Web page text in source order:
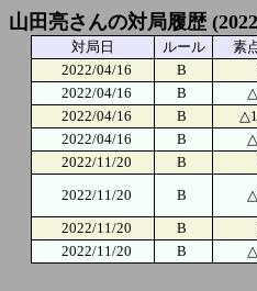
山田亮さんの対局履歴
対局日 ルール 素
2022/04/16
B
2022/04/16
B
2022/04/16
B
2022/04/16
B
2022/11/20
B
2022/11/20
B
2022/11/20
B
2022/11/20
B